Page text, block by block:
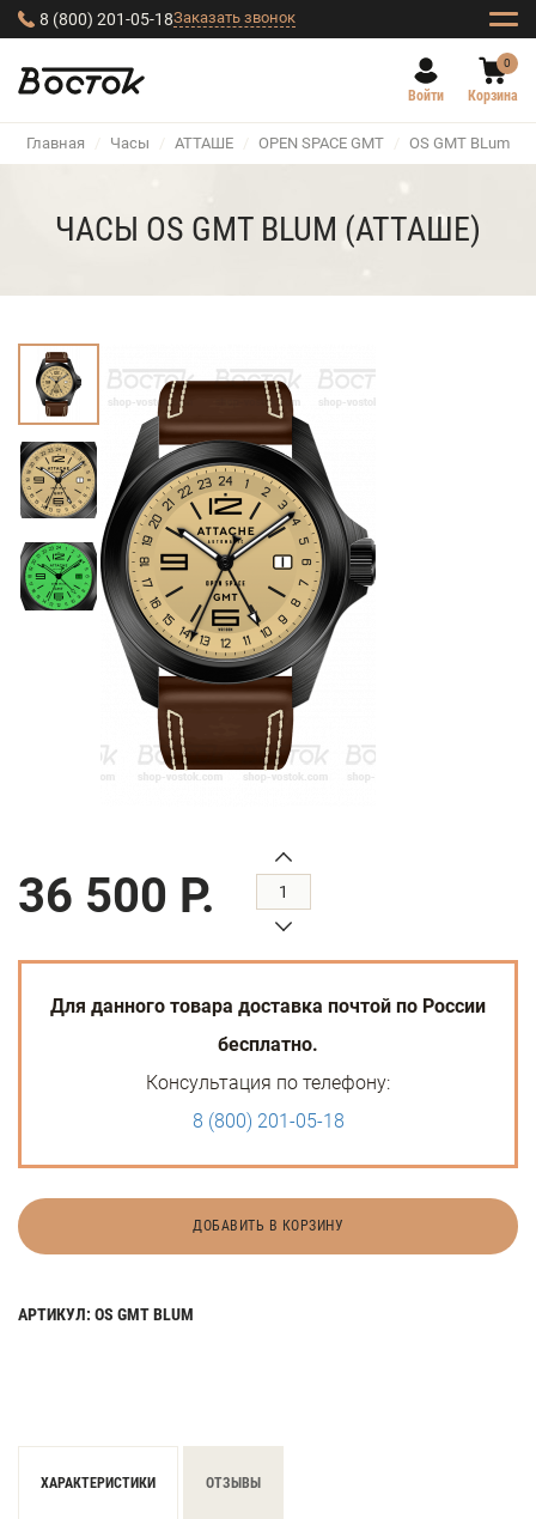
8 (800) 201-05-18Заказать звонок
Войти
0
Корзина
Главная / Часы / АТТАШЕ / OPEN SPACE GMT / OS GMT BLum
ЧАСЫ OS GMT BLUM (АТТАШЕ)
36 500 Р.
Для данного товара доставка почтой по России
бесплатно.
Консультация по телефону:
8 (800) 201-05-18
ДОБАВИТЬ В КОРЗИНУ
АРТИКУЛ: OS GMT BLUM
ХАРАКТЕРИСТИКИ ОТЗЫВЫ